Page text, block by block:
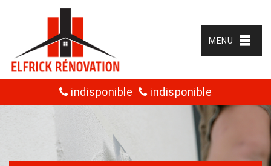
MENU
indisponible indisponible